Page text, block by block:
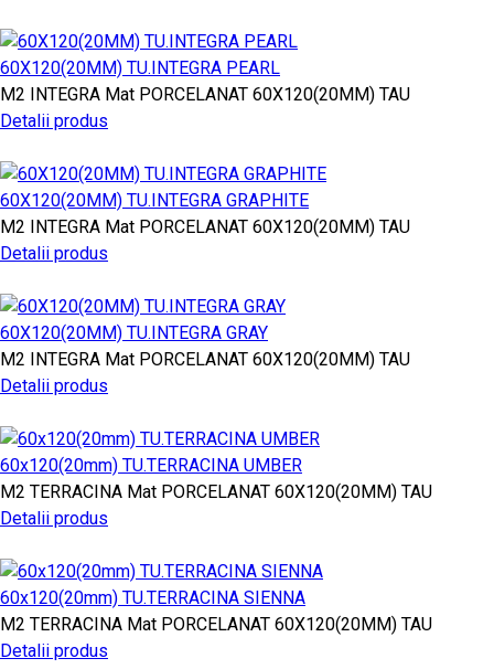
60X120(20MM) TU.INTEGRA PEARL
M2 INTEGRA Mat PORCELANAT 60X120(20MM) TAU
Detalii produs
60X120(20MM) TU.INTEGRA GRAPHITE
M2 INTEGRA Mat PORCELANAT 60X120(20MM) TAU
Detalii produs
60X120(20MM) TU.INTEGRA GRAY
M2 INTEGRA Mat PORCELANAT 60X120(20MM) TAU
Detalii produs
60x120(20mm) TU.TERRACINA UMBER
M2 TERRACINA Mat PORCELANAT 60X120(20MM) TAU
Detalii produs
60x120(20mm) TU.TERRACINA SIENNA
M2 TERRACINA Mat PORCELANAT 60X120(20MM) TAU
Detalii produs